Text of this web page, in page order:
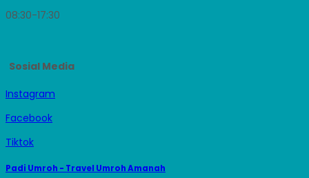
08:30-17:30
Sosial Media
Instagram
Facebook
Tiktok
Padi Umroh - Travel Umroh Amanah